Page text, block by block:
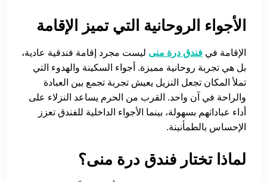
الأجواء الروحانية التي تميز الإقامة
الإقامة في فندق درة منى ليست مجرد إقامة فندقية عادية،
بل هي تجربة روحانية مميزة. أجواء السكينة والهدوء التي
تملأ المكان تجعل النزيل يعيش تجربة تجمع بين العبادة
والراحة في آن واحد. القرب من الحرم يساعد النزلاء على
أداء عباداتهم بسهولة، بينما الأجواء الداخلية للفندق تعزز
الإحساس بالطمأنينة.
لماذا تختار فندق درة منى؟